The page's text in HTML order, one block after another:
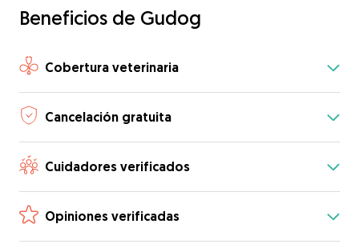
Beneficios de Gudog
Cobertura veterinaria
Cancelación gratuita
Cuidadores verificados
Opiniones verificadas